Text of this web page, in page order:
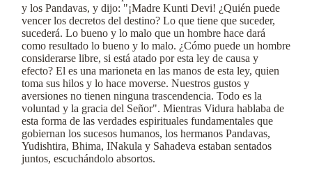
y los Pandavas, y dijo: "¡Madre Kunti Devi! ¿Quién puede
vencer los decretos del destino? Lo que tiene que suceder,
sucederá. Lo bueno y lo malo que un hombre hace dará
como resultado lo bueno y lo malo. ¿Cómo puede un hombre
considerarse libre, si está atado por esta ley de causa y
efecto? El es una marioneta en las manos de esta ley, quien
toma sus hilos y lo hace moverse. Nuestros gustos y
aversiones no tienen ninguna trascendencia. Todo es la
voluntad y la gracia del Señor". Mientras Vidura hablaba de
esta forma de las verdades espirituales fundamentales que
gobiernan los sucesos humanos, los hermanos Pandavas,
Yudishtira, Bhima, INakula y Sahadeva estaban sentados
juntos, escuchándolo absortos.